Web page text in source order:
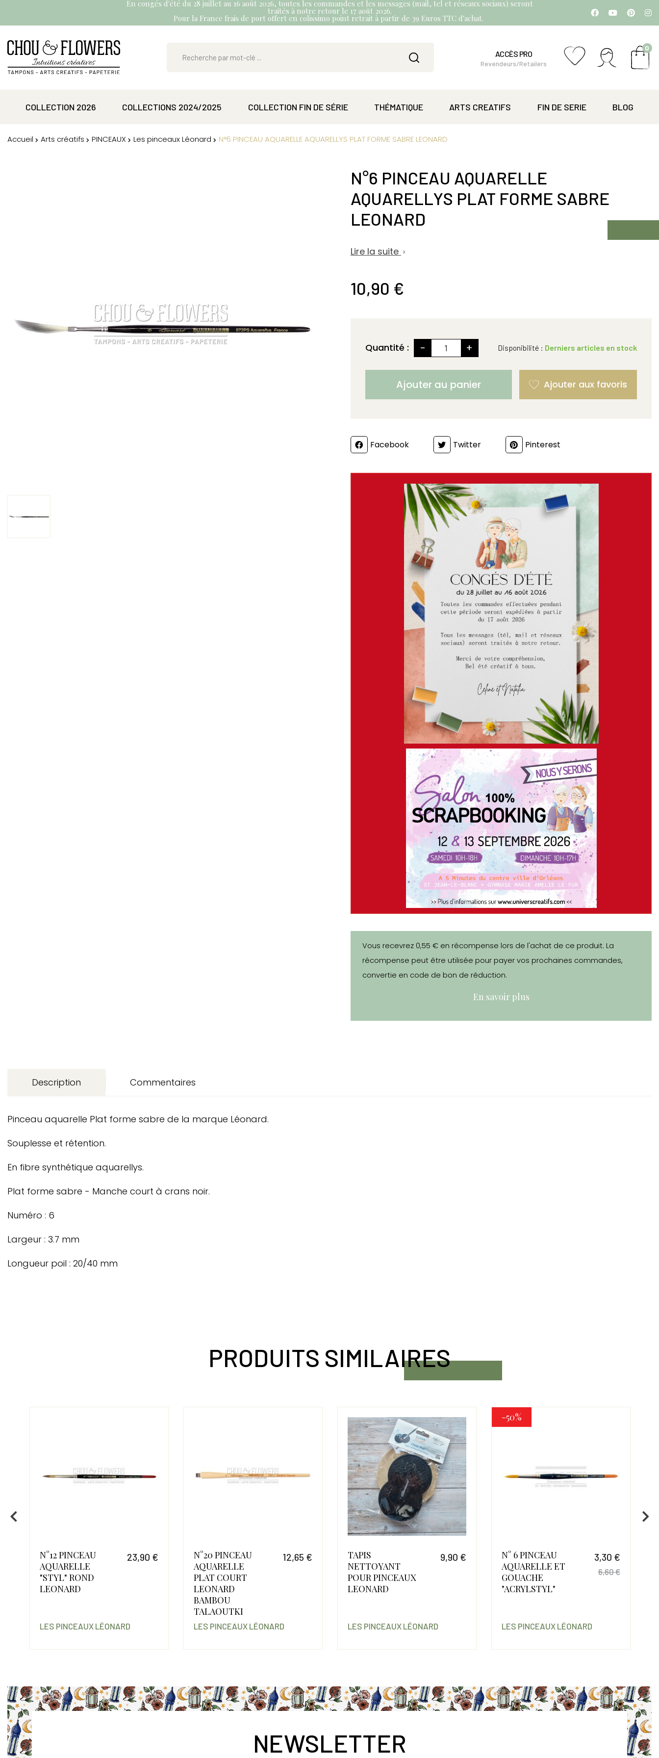
En congés d'été du 28 juillet au 16 août 2026, toutes les commandes et les messages (mail, tel et réseaux sociaux) seront
traités à notre retour le 17 août 2026.
Pour la France frais de port offert en colissimo point retrait à partir de 39 Euros TTC d'achat.
ACCÈS PRO
Revendeurs/Retailers
0
COLLECTION 2026 COLLECTIONS 2024/2025 COLLECTION FIN DE SÉRIE THÉMATIQUE ARTS CREATIFS FIN DE SERIE BLOG
Accueil Arts créatifs PINCEAUX Les pinceaux Léonard N°6 PINCEAU AQUARELLE AQUARELLYS PLAT FORME SABRE LEONARD
N°6 PINCEAU AQUARELLE
AQUARELLYS PLAT FORME SABRE
LEONARD
Lire la suite 
10,90 €
Quantité : - + Disponibilité : Derniers articles en stock
Ajouter au panier
PartagerFacebook Twitter Pinterest
Vous recevrez 0,55 € en récompense lors de l'achat de ce produit. La
récompense peut être utilisée pour payer vos prochaines commandes,
convertie en code de bon de réduction.
En savoir plus
Description
Pinceau aquarelle Plat forme sabre de la marque Léonard.
Souplesse et rétention.
En fibre synthétique aquarellys.
Plat forme sabre - Manche court à crans noir.
Numéro : 6
Largeur : 3.7 mm
Longueur poil : 20/40 mm
Commentaires
PRODUITS SIMILAIRES
Prix de base
N°12 PINCEAU
AQUARELLE
"STYL" ROND
LEONARD
23,90 €
LES PINCEAUX LÉONARD
N°20 PINCEAU
AQUARELLE
PLAT COURT
LEONARD
BAMBOU
TALAOUTKI
12,65 €
LES PINCEAUX LÉONARD
TAPIS
NETTOYANT
POUR PINCEAUX
LEONARD
9,90 €
LES PINCEAUX LÉONARD
-50%
N° 6 PINCEAU
AQUARELLE ET
GOUACHE
"ACRYLSTYL"
3,30 €
6,60 €
LES PINCEAUX LÉONARD
NEWSLETTER